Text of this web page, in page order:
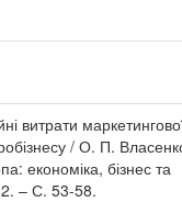
витрати
/ О. П.
економіка, бізнес та
– С. 53-58.